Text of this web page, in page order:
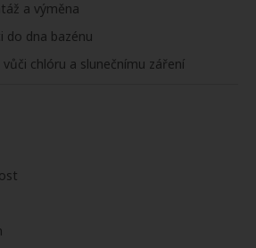
a výměna
do dna bazénu
chlóru a slunečnímu záření